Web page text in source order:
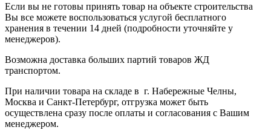
Если вы не готовы принять товар на объекте строительства
Вы все можете воспользоваться услугой бесплатного
хранения в течении 14 дней (подробности уточняйте у
менеджеров).
Возможна доставка больших партий товаров ЖД
транспортом.
При наличии товара на складе в г. Набережные Челны,
Москва и Санкт-Петербург, отгрузка может быть
осуществлена сразу после оплаты и согласования с Вашим
менеджером.